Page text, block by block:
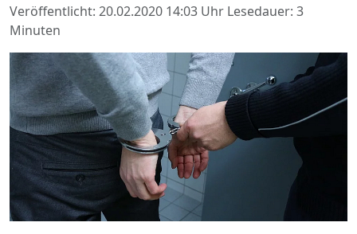
Veröffentlicht: 20.02.2020 14:03 Uhr Lesedauer: 3
Minuten